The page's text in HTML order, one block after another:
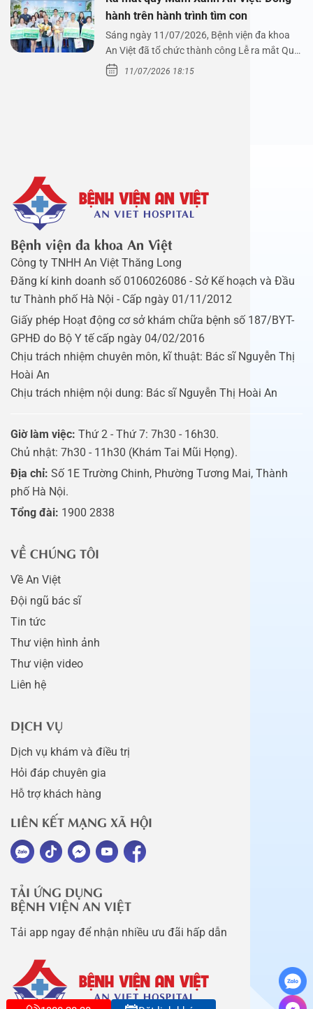
hành trên hành trình tìm con
Sáng ngày 11/07/2026, Bệnh viện đa khoa
An Việt đã tổ chức thành công Lễ ra mắt Quỹ
Mầm Xanh…
11/07/2026 18:15
Bệnh viện đa khoa An Việt
Công ty TNHH An Việt Thăng Long
Đăng kí kinh doanh số 0106026086 - Sở Kế hoạch và Đầu
tư Thành phố Hà Nội - Cấp ngày 01/11/2012
Giấy phép Hoạt động cơ sở khám chữa bệnh số 187/BYT-
GPHĐ do Bộ Y tế cấp ngày 04/02/2016
Chịu trách nhiệm chuyên môn, kĩ thuật: Bác sĩ Nguyễn Thị
Hoài An
Chịu trách nhiệm nội dung: Bác sĩ Nguyễn Thị Hoài An
Giờ làm việc: Thứ 2 - Thứ 7: 7h30 - 16h30.
Chủ nhật: 7h30 - 11h30 (Khám Tai Mũi Họng).
Địa chỉ: Số 1E Trường Chinh, Phường Tương Mai, Thành
phố Hà Nội.
Tổng đài: 1900 2838
VỀ CHÚNG TÔI
Về An Việt
Đội ngũ bác sĩ
Tin tức
Thư viện hình ảnh
Thư viện video
Liên hệ
DỊCH VỤ
Dịch vụ khám và điều trị
Hỏi đáp chuyên gia
Hỗ trợ khách hàng
LIÊN KẾT MẠNG XÃ HỘI
TẢI ỨNG DỤNG
BỆNH VIỆN AN VIỆT
Tải app ngay để nhận nhiều ưu đãi hấp dẫn